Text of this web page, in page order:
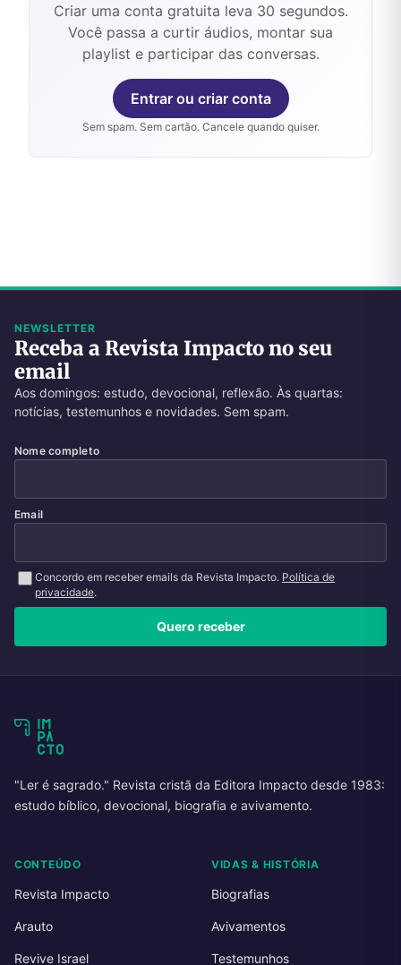
Criar uma conta gratuita leva 30 segundos.
Você passa a curtir áudios, montar sua
playlist e participar das conversas.
Entrar ou criar conta
Sem spam. Sem cartão. Cancele quando quiser.
NEWSLETTER
Receba a Revista Impacto no seu
email
Aos domingos: estudo, devocional, reflexão. Às quartas:
notícias, testemunhos e novidades. Sem spam.
Nome completo
Email
Concordo em receber emails da Revista Impacto. Política de
privacidade.
Quero receber
"Ler é sagrado." Revista cristã da Editora Impacto desde 1983:
estudo bíblico, devocional, biografia e avivamento.
CONTEÚDO
Revista Impacto
Arauto
Revive Israel
VIDAS & HISTÓRIA
Biografias
Avivamentos
Testemunhos